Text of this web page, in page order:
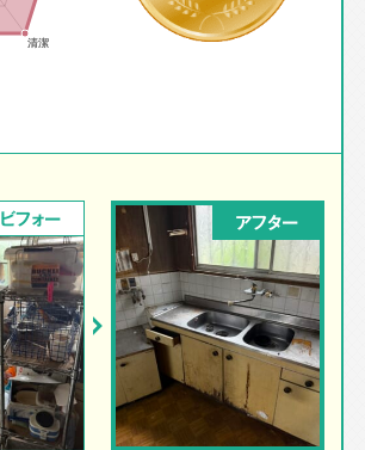
ビフォー アフター